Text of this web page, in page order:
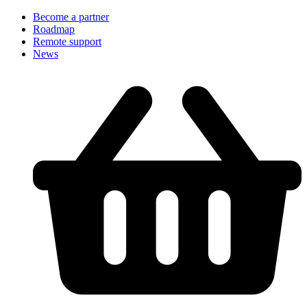
Become a partner
Roadmap
Remote support
News